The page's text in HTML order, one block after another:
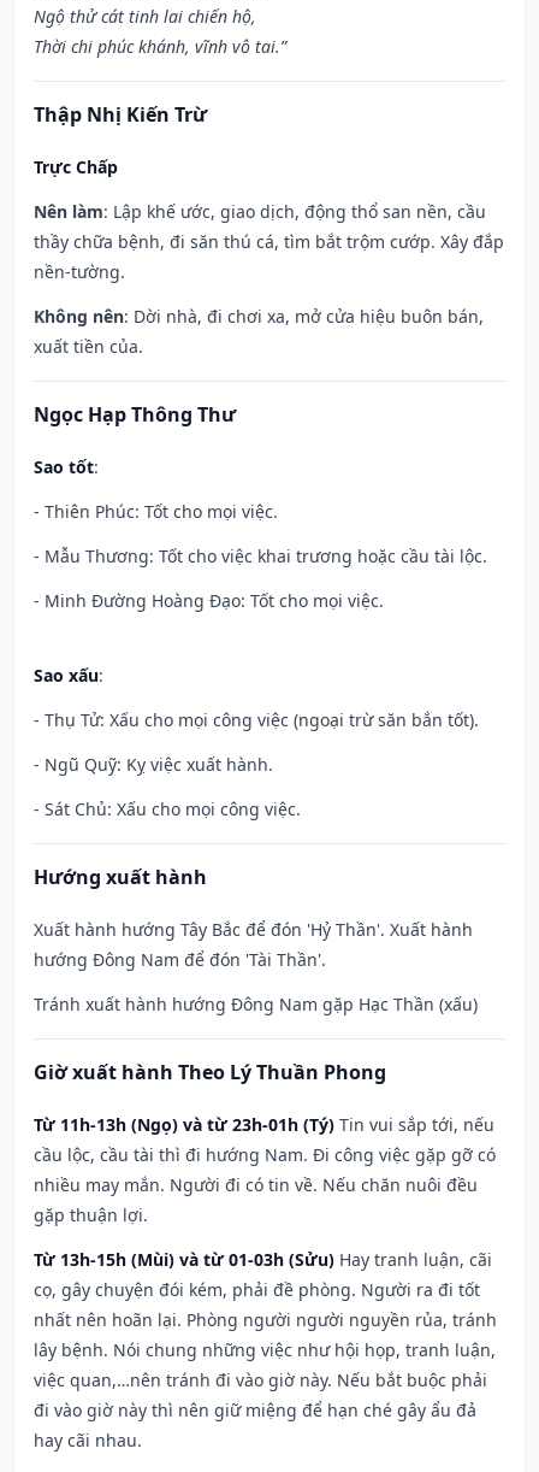
Ngộ thử cát tinh lai chiến hộ,
Thời chi phúc khánh, vĩnh vô tai.”
Thập Nhị Kiến Trừ
Trực Chấp
Nên làm: Lập khế ước, giao dịch, động thổ san nền, cầu
thầy chữa bệnh, đi săn thú cá, tìm bắt trộm cướp. Xây đắp
nền-tường.
Không nên: Dời nhà, đi chơi xa, mở cửa hiệu buôn bán,
xuất tiền của.
Ngọc Hạp Thông Thư
Sao tốt:
- Thiên Phúc: Tốt cho mọi việc.
- Mẫu Thương: Tốt cho việc khai trương hoặc cầu tài lộc.
- Minh Đường Hoàng Đạo: Tốt cho mọi việc.
Sao xấu:
- Thụ Tử: Xấu cho mọi công việc (ngoại trừ săn bắn tốt).
- Ngũ Quỹ: Kỵ việc xuất hành.
- Sát Chủ: Xấu cho mọi công việc.
Hướng xuất hành
Xuất hành hướng Tây Bắc để đón 'Hỷ Thần'. Xuất hành
hướng Đông Nam để đón 'Tài Thần'.
Tránh xuất hành hướng Đông Nam gặp Hạc Thần (xấu)
Giờ xuất hành Theo Lý Thuần Phong
Từ 11h-13h (Ngọ) và từ 23h-01h (Tý) Tin vui sắp tới, nếu
cầu lộc, cầu tài thì đi hướng Nam. Đi công việc gặp gỡ có
nhiều may mắn. Người đi có tin về. Nếu chăn nuôi đều
gặp thuận lợi.
Từ 13h-15h (Mùi) và từ 01-03h (Sửu) Hay tranh luận, cãi
cọ, gây chuyện đói kém, phải đề phòng. Người ra đi tốt
nhất nên hoãn lại. Phòng người người nguyền rủa, tránh
lây bệnh. Nói chung những việc như hội họp, tranh luận,
việc quan,…nên tránh đi vào giờ này. Nếu bắt buộc phải
đi vào giờ này thì nên giữ miệng để hạn ché gây ẩu đả
hay cãi nhau.